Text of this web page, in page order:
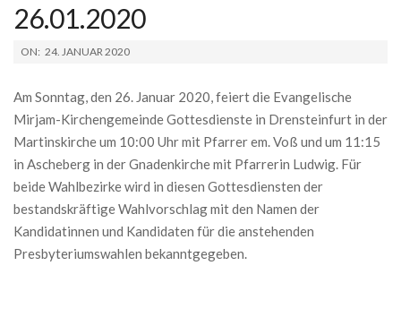
26.01.2020
2020-
24
ON: 24. JANUAR 2020
Am Sonntag, den 26. Januar 2020, feiert die Evangelische
Mirjam-Kirchengemeinde Gottesdienste in Drensteinfurt in der
Martinskirche um 10:00 Uhr mit Pfarrer em. Voß und um 11:15
in Ascheberg in der Gnadenkirche mit Pfarrerin Ludwig. Für
beide Wahlbezirke wird in diesen Gottesdiensten der
bestandskräftige Wahlvorschlag mit den Namen der
Kandidatinnen und Kandidaten für die anstehenden
Presbyteriumswahlen bekanntgegeben.